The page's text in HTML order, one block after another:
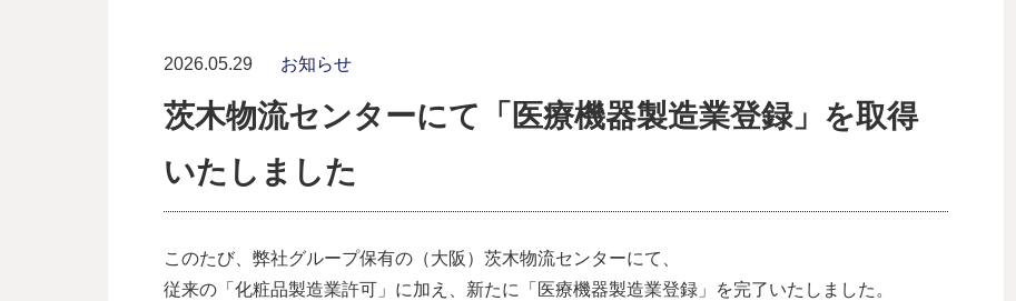
株式会社東京アルファライン 株式会社アルファオートワークス
2026.05.29 お知らせ
茨木物流センターにて「医療機器製造業登録」を取得
いたしました
このたび、弊社グループ保有の（大阪）茨木物流センターにて、
従来の「化粧品製造業許可」に加え、新たに「医療機器製造業登録」を完了いたしました。